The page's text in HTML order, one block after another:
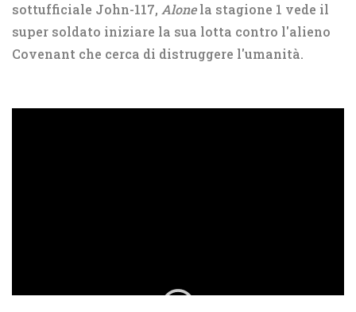
sottufficiale John-117, Alonela stagione 1 vede il
super soldato iniziare la sua lotta contro l'alieno
Covenant che cerca di distruggere l'umanità.